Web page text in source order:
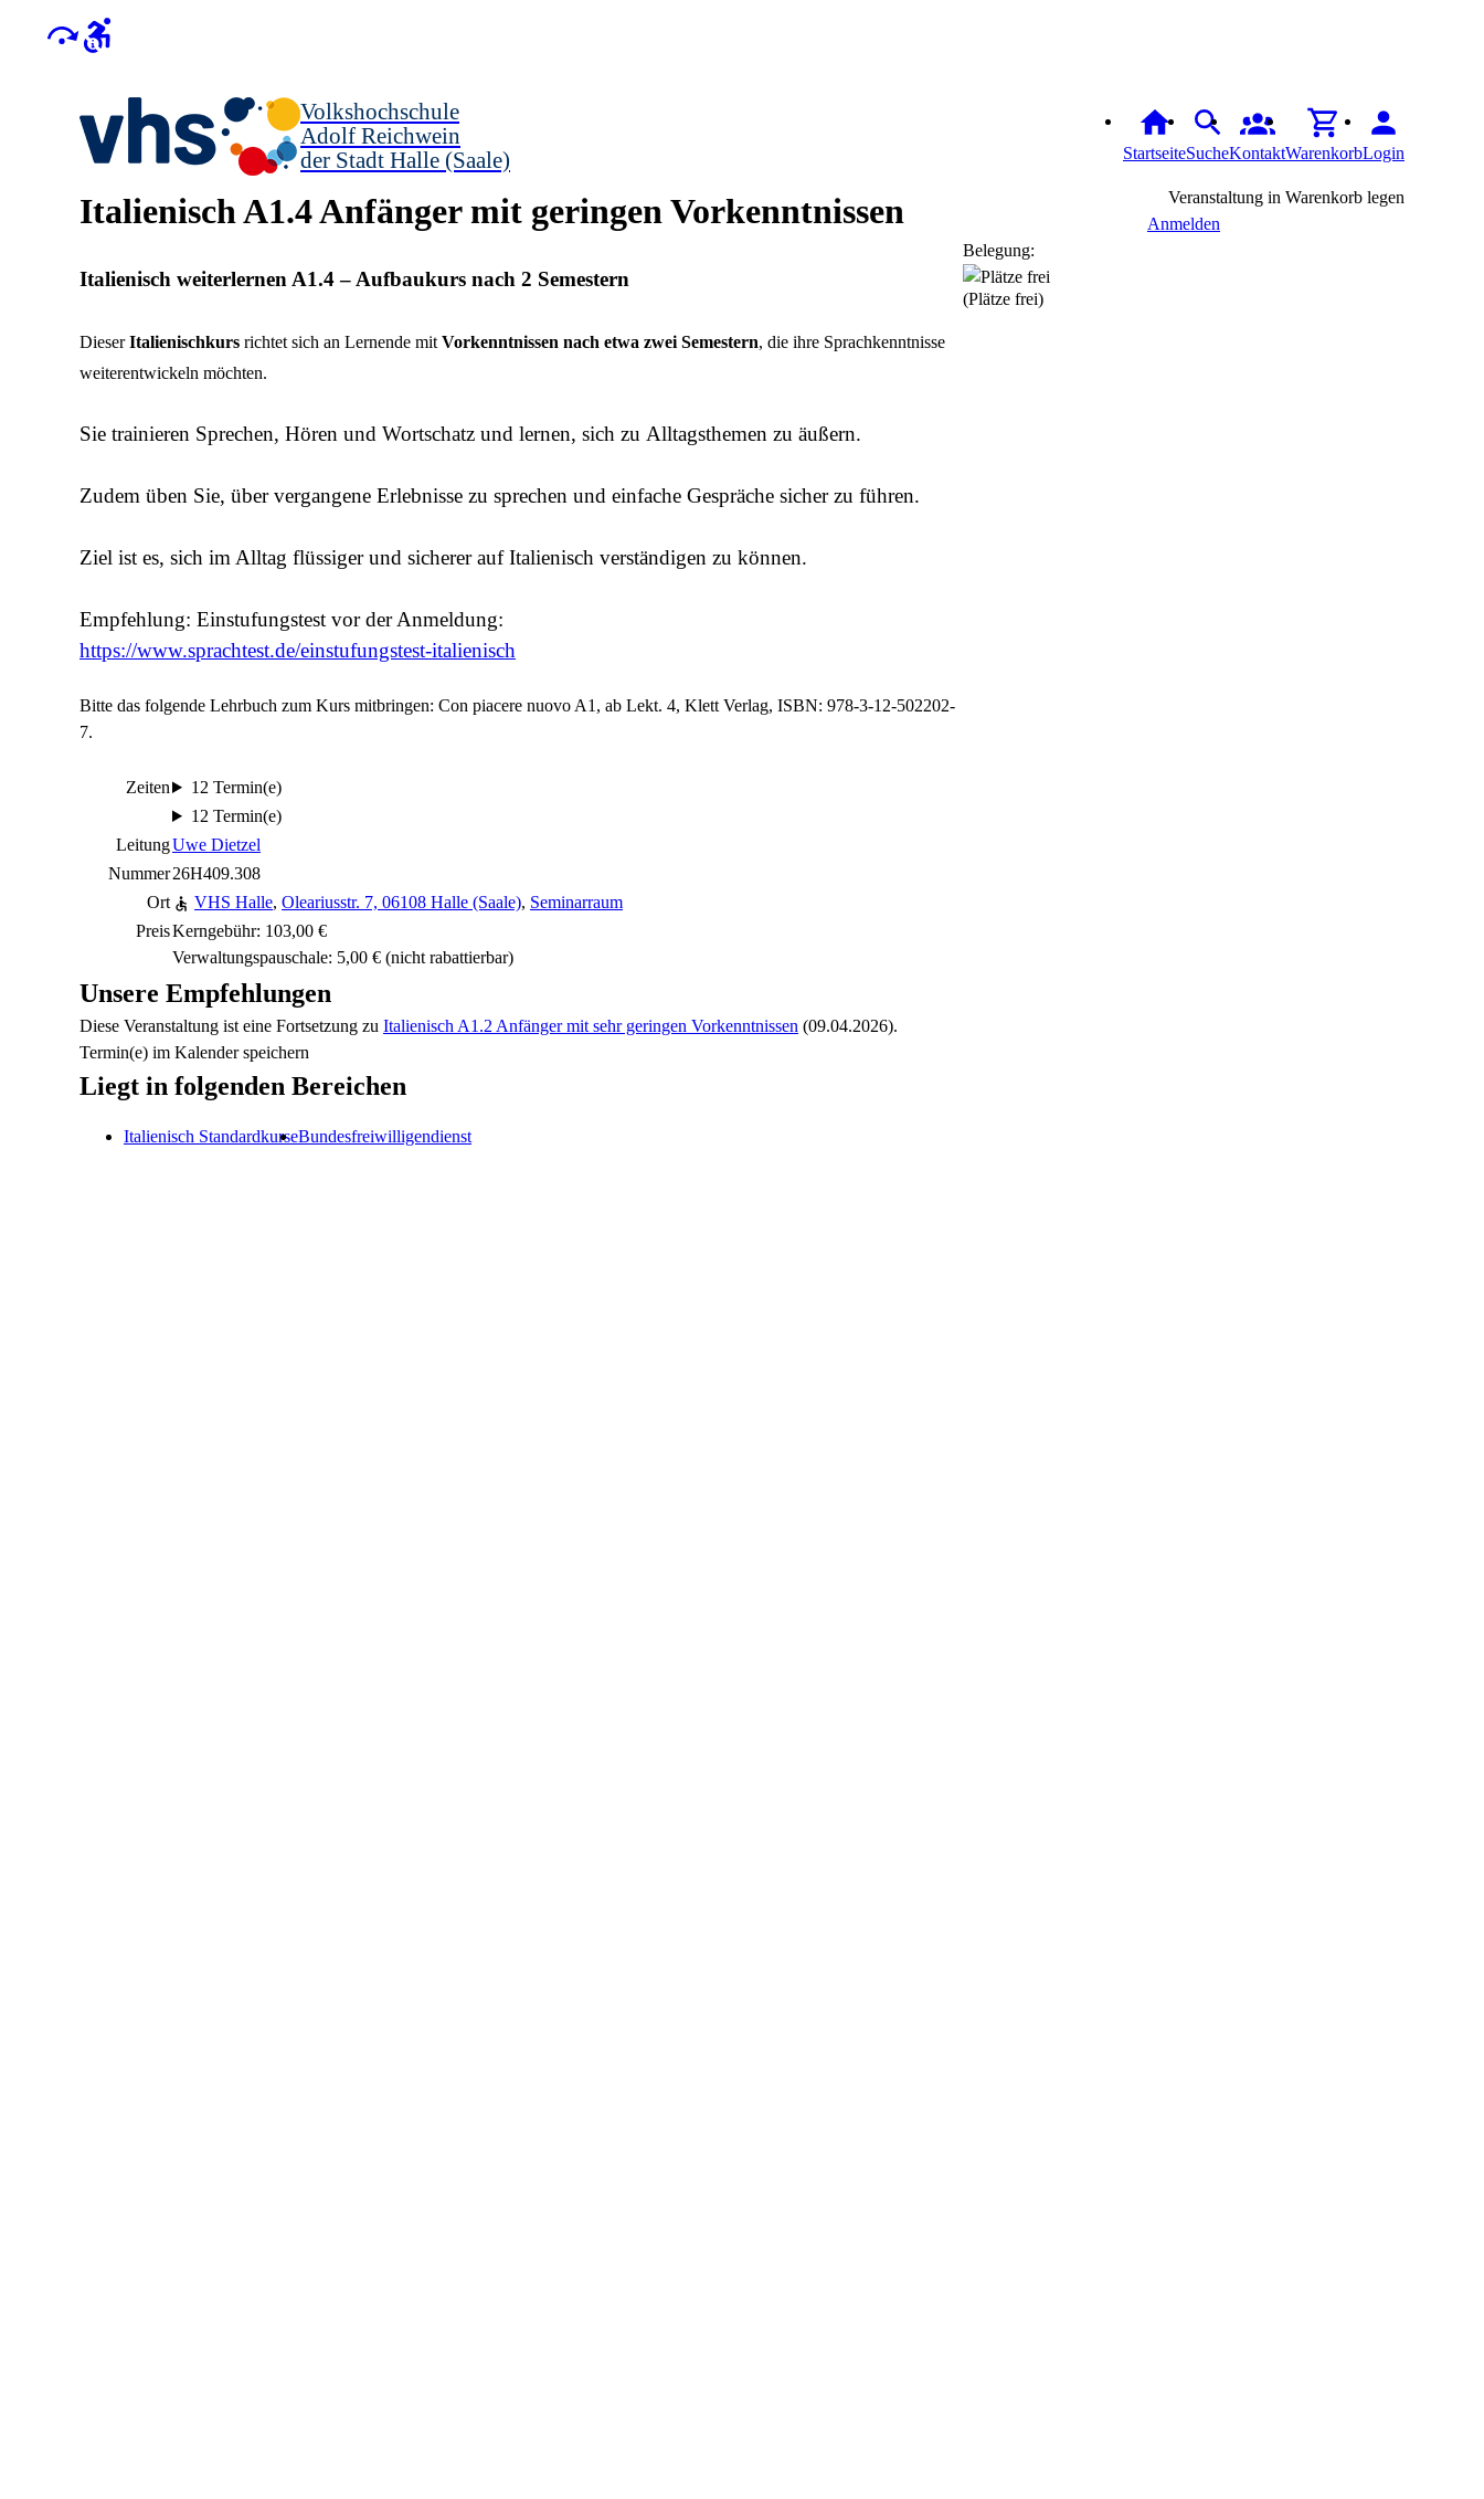
Volkshochschule
Adolf Reichwein
der Stadt Halle (Saale)
StartseiteSucheKontaktWarenkorbLogin
Italienisch A1.4 Anfänger mit geringen Vorkenntnissen
Italienisch weiterlernen A1.4 – Aufbaukurs nach 2 Semestern
DieserItalienischkurs richtet sich an Lernende mit Vorkenntnissen nach etwa zwei Semestern, die ihre Sprachkenntnisse
weiterentwickeln möchten.
Sie trainieren Sprechen, Hören und Wortschatz und lernen, sich zu Alltagsthemen zu äußern.
Zudem üben Sie, über vergangene Erlebnisse zu sprechen und einfache Gespräche sicher zu führen.
Ziel ist es, sich im Alltag flüssiger und sicherer auf Italienisch verständigen zu können.
Empfehlung: Einstufungstest vor der Anmeldung:
https://www.sprachtest.de/einstufungstest-italienisch
Bitte das folgende Lehrbuch zum Kurs mitbringen: Con piacere nuovo A1, ab Lekt. 4, Klett Verlag, ISBN: 978-3-12-502202-
7.
Zeiten
12 Termin(e)
12 Termin(e)
LeitungUwe Dietzel
Nummer26H409.308
Ort
VHS Halle, Oleariusstr. 7, 06108 Halle (Saale), Seminarraum
PreisKerngebühr: 103,00 €
Verwaltungspauschale: 5,00 € (nicht rabattierbar)
Veranstaltung in Warenkorb legen
Anmelden
Belegung:
(Plätze frei)
Unsere Empfehlungen
Diese Veranstaltung ist eine Fortsetzung zu Italienisch A1.2 Anfänger mit sehr geringen Vorkenntnissen (09.04.2026).
Termin(e) im Kalender speichern
Liegt in folgenden Bereichen
Italienisch StandardkurseBundesfreiwilligendienst